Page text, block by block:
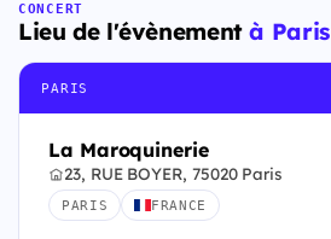
CONCERT
Lieu de l'évènementà Paris
PARIS
La Maroquinerie
23, RUE BOYER, 75020 Paris
PARIS FRANCE